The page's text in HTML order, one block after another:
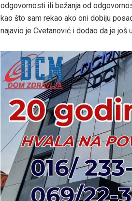
odgovornosti ili bežanja od
kao što sam rekao ako oni dobiju
najavio je Cvetanović i dodao da je još